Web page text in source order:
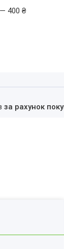
400 ₴
за рахунок